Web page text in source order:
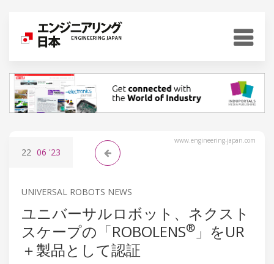
www.engineering-japan.com
22 06 '23
UNIVERSAL ROBOTS NEWS
ユニバーサルロボット、ネクスト
スケープの「ROBOLENS® 」をUR
＋製品として認証